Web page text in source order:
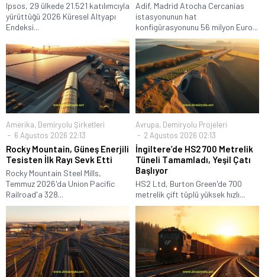
Ipsos, 29 ülkede 21.521 katılımcıyla
yürüttüğü 2026 Küresel Altyapı
Endeksi...
Adif, Madrid Atocha Cercanías
istasyonunun hat
konfigürasyonunu 56 milyon Euro...
Amerika, Demiryolu Şirketleri
6 Ağustos 2026 22:13
Rocky Mountain, Güneş Enerjili
Tesisten İlk Rayı Sevk Etti
Rocky Mountain Steel Mills,
Temmuz 2026'da Union Pacific
Railroad'a 328...
Avrupa, Demiryolu Projeleri
2 Ağustos 2026 02:13
İngiltere’de HS2 700 Metrelik
Tüneli Tamamladı, Yeşil Çatı
Başlıyor
HS2 Ltd, Burton Green'de 700
metrelik çift tüplü yüksek hızlı...